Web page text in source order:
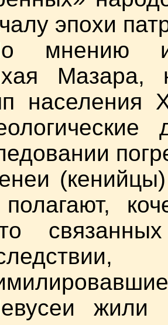
эпохи
мнению
Мазара,
населения
то
жили